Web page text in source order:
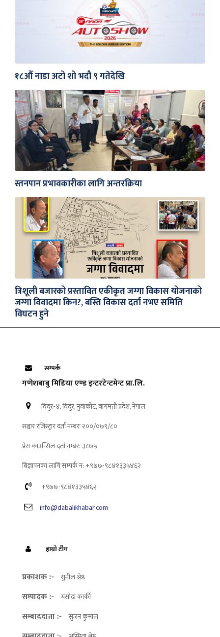
१८औँ नाडा अटो शो भदौ ९ गतेदेखि
स्तनपान प्रभावकारीका लागि अन्तरक्रिया
त्रिशूली बजारको प्रस्तावित एकीकृत जग्गा विकास योजनाको
जग्गा विवादमा किन?, बस्ति विकास दर्ता नभए समिति
विघटन हुने
सम्पर्क
गणेशबाबु मिडिया एण्ड इन्टरटेन्टमेन्ट प्रा.लि.
विदुर-४, विदुर, नुवाकोट, बागमती प्रदेश, नेपाल
सञ्चार रजिस्ट्रार दर्ता नम्बरः २००/०७९/८०
प्रेस काउन्सिल दर्ता नम्बर: ३८७५
बिज्ञापनका लागि सम्पर्क न: +९७७-९८४१३३५४६२
+९७७-९८४१३३५४६२
info@dabalikhabar.com
हाम्रो टीम
प्रकाशक :- सुनील श्रेष्ठ
सम्पादक :- यसोदा कार्की
सम्बाददाता :- सुजन कुमाल